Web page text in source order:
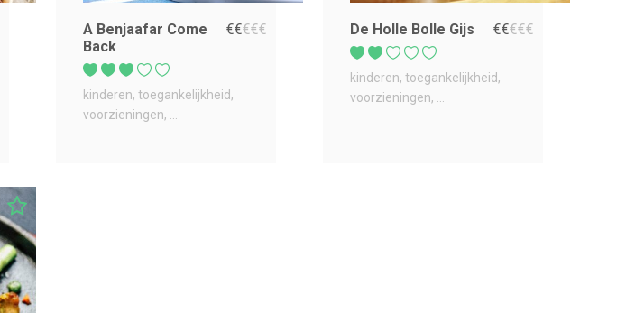
A Benjaafar Come
Back
€€€€€
kinderen toegankelijkheid
voorzieningen
De Holle Bolle Gijs €€€€€
kinderen toegankelijkheid
voorzieningen